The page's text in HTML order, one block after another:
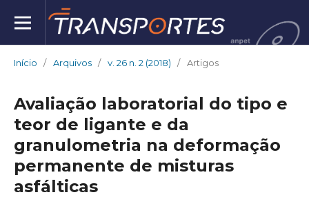
Início / Arquivos / v. 26 n. 2 (2018) / Artigos
Avaliação laboratorial do tipo e
teor de ligante e da
granulometria na deformação
permanente de misturas
asfálticas